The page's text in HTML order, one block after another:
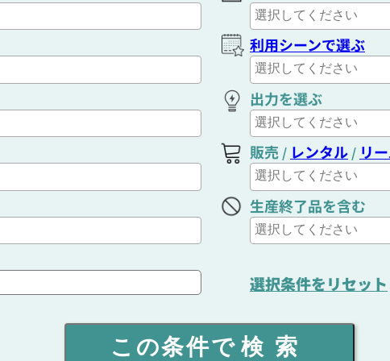
利用シーンで選ぶ
出力を選ぶ
販売 / レンタル / リ
生産終了品を含む
選択条件をリセット
この条件で 検索